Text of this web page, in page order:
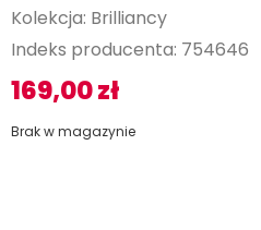
Kolekcja: Brilliancy
Indeks producenta: 754646
169,00zł
Brak w magazynie